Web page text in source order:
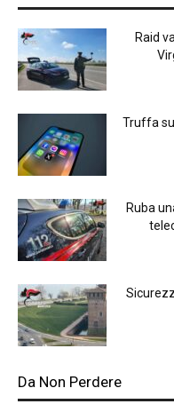
Raid
Truffa
Ruba
Da Non Perdere